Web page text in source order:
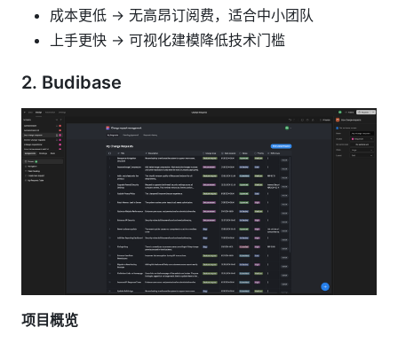
成本更低 → 无高昂订阅费，适合中小团队
上手更快 → 可视化建模降低技术门槛
2. Budibase
项目概览